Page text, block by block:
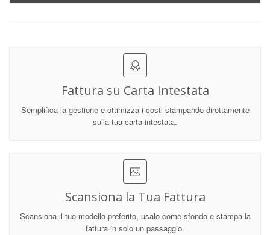
Fattura su Carta Intestata
Semplifica la gestione e ottimizza i costi stampando direttamente
sulla tua carta intestata.
Scansiona la Tua Fattura
Scansiona il tuo modello preferito, usalo come sfondo e stampa la
fattura in solo un passaggio.